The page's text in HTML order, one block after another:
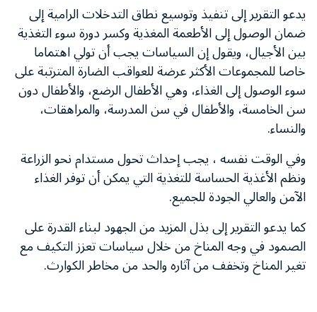
يدعو التقرير إلى تنفيذ وتوسيع نطاق التدخلات الرامية إلى
ضمان الوصول إلى الأطعمة المغذية وكسر دورة سوء التغذية
بين الأجيال، ويقول إن السياسات يجب أن تولي اهتماما
خاصا للمجموعات الأكثر عرضة للعواقب الضارة المترتبة على
سوء الوصول إلى الغذاء، وهي الأطفال الرضع، والأطفال دون
سن الخامسة، والأطفال في سن المدرسة، والمراهقات،
والنساء.
وفي الوقت نفسه ، يجب إحداث تحول مستدام نحو الزراعة
ونظم الأغذية الحساسة للتغذية التي يمكن أن توفر الغذاء
الآمن والعالي الجودة للجميع.
كما يدعو التقرير إلى بذل المزيد من الجهود لبناء القدرة على
الصمود في وجه المناخ من خلال سياسات تعزز التكيف مع
تغير المناخ وتخفف من آثاره والحد من مخاطر الكوارث.